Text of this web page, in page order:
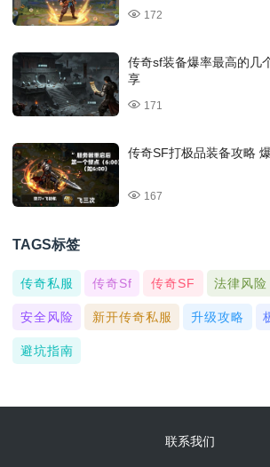
172
传奇sf装备爆率最高的几
享
171
传奇SF打极品装备攻略
167
TAGS标签
传奇私服 传奇sf 传奇SF 法律风险
安全风险 新开传奇私服 升级攻略
避坑指南
联系我们